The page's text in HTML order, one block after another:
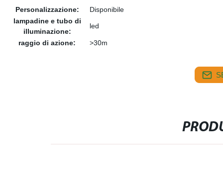
Personalizzazione:
Disponibile
lampadine e tubo di
illuminazione:
led
raggio di azione: >30m